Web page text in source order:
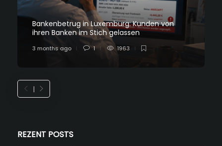
Bankenbetrug in Luxemburg: Kunden von
ihren Banken im Stich gelassen
3 months ago 1 1963
REZENT POSTS